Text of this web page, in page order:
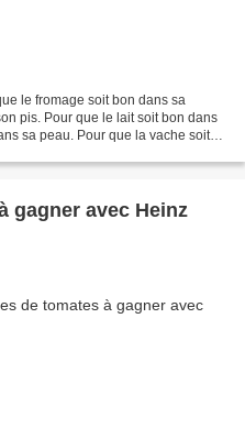
le fromage soit bon dans sa
pis. Pour que le lait soit bon dans
sa peau. Pour que la vache soit
gagner avec Heinz